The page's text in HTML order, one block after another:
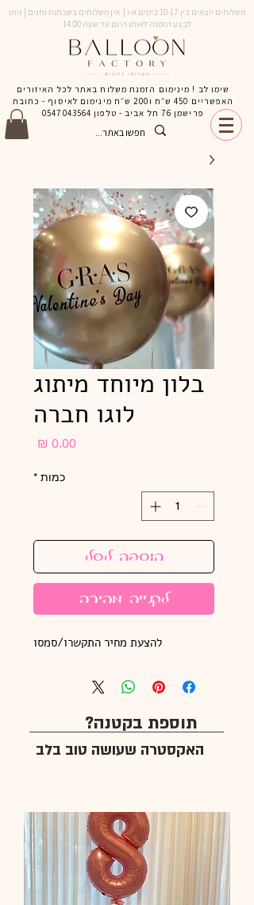
משלוחים יוצאים בין 10-17 בימים א-ו | אין משלוחים בשבתות וחגים | ניתן
לבצע הזמנה לאותו היום עד שעה 14:00
שימו לב ! מינימום הזמנת משלוח באתר לכל האיזורים
האפשריים 450 ש״ח ו200 ש״ח מינימום לאיסוף - כתובת
פרישמן 76 תל אביב - טלפון
0547043564
בלון מיוחד מיתוג
לוגו חברה
כמות *
הוספה לסל
לקנייה מהירה
להצעת מחיר התקשרו/סמסו
תוספת בקטנה?
האקסטרה שעושה טוב בלב